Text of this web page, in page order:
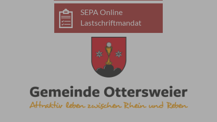
SEPA Online
Lastschriftmandat